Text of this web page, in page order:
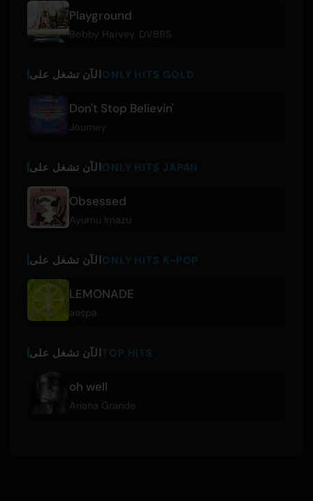
Playground
Bobby Harvey, DVBBS
الآن تشغل علىONLY HITS GOLD
Don't Stop Believin'
Journey
الآن تشغل علىONLY HITS JAPAN
Obsessed
Ayumu Imazu
الآن تشغل علىONLY HITS K-POP
LEMONADE
aespa
الآن تشغل علىTOP HITS
oh well
Ariana Grande